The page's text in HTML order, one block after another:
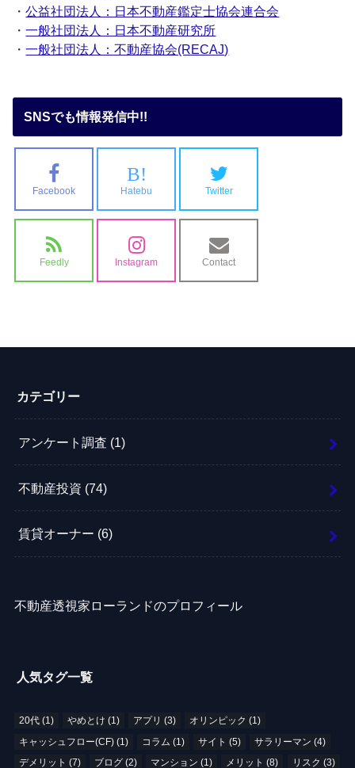
・公益社団法人：日本不動産鑑定士協会連合会
・一般社団法人：日本不動産研究所
・一般社団法人：不動産協会(RECAJ)
SNSでも情報発信中!!
Facebook
B!
Hatebu Twitter
Feedly Instagram Contact
カテゴリー
アンケート調査 (1)
不動産投資 (74)
賃貸オーナー (6)
不動産透視家ローランドのプロフィール
人気タグ一覧
20代(1) やめとけ (1) アプリ (3) オリンピック (1)
キャッシュフロー(CF)(1) コラム (1) サイト (5) サラリーマン (4)
デメリット (7) ブログ (2) マンション (1) メリット (8) リスク (3)